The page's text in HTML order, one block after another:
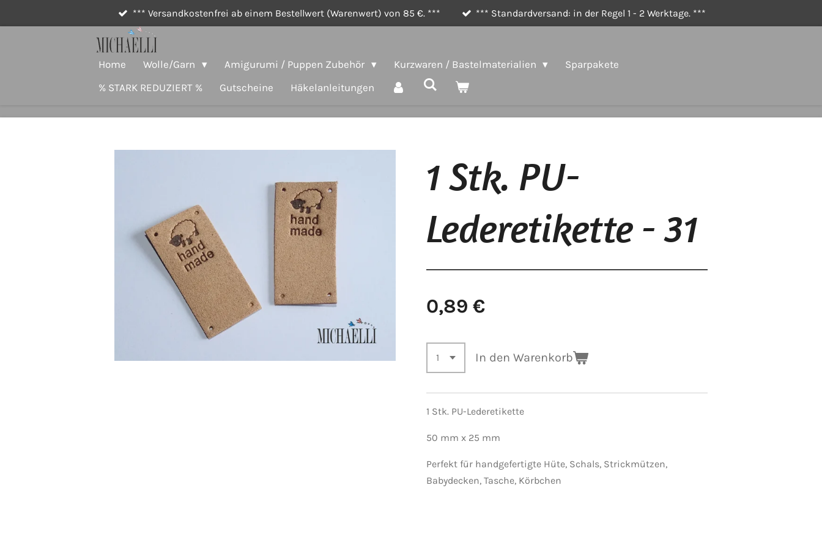
*** Versandkostenfrei ab einem Bestellwert (Warenwert) von 85 €. *** *** Standardversand: in der Regel 1 - 2 Werktage. ***
Home Wolle/Garn Amigurumi / Puppen Zubehör Kurzwaren / Bastelmaterialien
Sparpakete
% STARK REDUZIERT %
Gutscheine Häkelanleitungen
1 Stk. PU-
Lederetikette - 31
0,89 €
In den Warenkorb
1 Stk. PU-Lederetikette
50 mm x 25 mm
Perfekt für handgefertigte Hüte, Schals, Strickmützen,
Babydecken, Tasche, Körbchen